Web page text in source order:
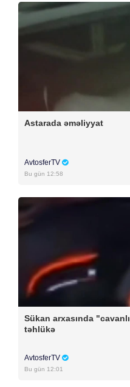
Astarada əməliyyat
AvtosferTV
Bu gün 12:58
Sükan arxasında
təhlükə
AvtosferTV
Bu gün 12:01